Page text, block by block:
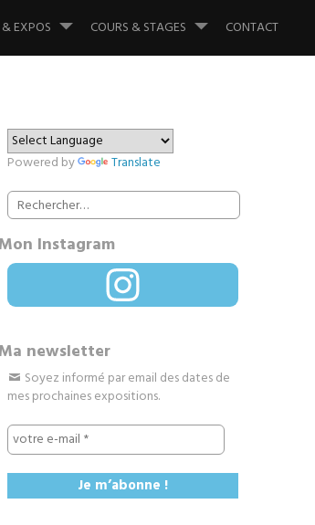
EXPOS COURS & STAGES CONTACT
Powered by
Translate
Rechercher :
Instagram
Instagram
newsletter
Soyez informé par email des dates de
mes prochaines expositions.